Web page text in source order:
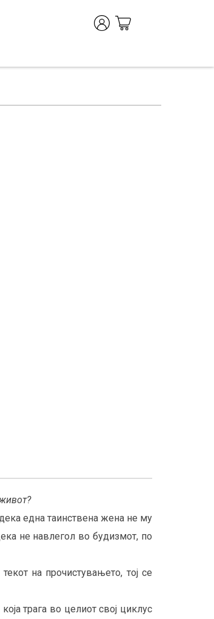
една таинствена жена не му
не навлегол во будизмот, по
на прочистувањето, тој се
трага во целиот свој циклус